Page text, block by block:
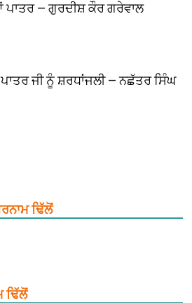
— ਗੁਰਦੀਸ਼ ਕੌਰ ਗਰੇਵਾਲ
ਜੀ ਨੂੰ ਸ਼ਰਧਾਂਜਲੀ — ਨਛੱਤਰ ਸਿੰਘ
ਢਿੱਲੋਂ
ਢਿੱਲੋਂ